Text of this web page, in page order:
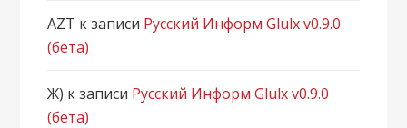
AZT к записи Русский Информ Glulx v0.9.0
(бета)
Ж) к записи Русский Информ Glulx v0.9.0
(бета)